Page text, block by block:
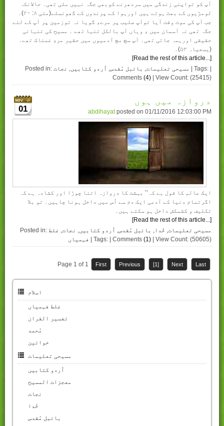
آپ کو تواپنی زندگی میں سردھرنے کوبھی جگہ نہیں ملی تھی۔ حالانکہ
لومڑیوں کے بھٹ ہوتے ہیں اورہوا کے پرندوں کے گھونسلے(متی ۸: ۲۰)۔
جب آپ کی موت وقت آیا توآپ صلیب پر مرے، گویا نہ توزمین پر آپ کے لئے
جگہ تھی نہ آسمان میں ، وہاں آپ بالکل تنہا تھے ۔ مسیح کی تنہائی
حقیقی اورہمہ جاتی تھی۔ آپ سچ مچ آدمیوں میں حقیر مردِ غمناک تھے۔
(یسعیاہ ۵۳)۔
[Read the rest of this article...]
Posted in:
مسیحی تعلیمات, بائبل مُقدس, اُردو کتابیں, نجات
| Tags: |
Comments (4) | View Count: (25415)
01
دروازہ میں ہوں
abdihayatposted on 01/11/2016 12:03:00 PM
ایک عالم کا قول ہے کہ’’ بہشت کا دروازہ اتنا چوڑا اور کشادہ ہے کہ
اگرتمام دنیا کے آدمی ایک دم سے اُس میں داخل ہونا چاہیں۔ تو بلا
تکلیف و کشمکش داخل ہو سکتے ہیں۔
[Read the rest of this article...]
Posted in:
مسیحی تعلیمات, خُدا , بائبل مُقدس, اُردو کتابیں, نجات, غلط
فہمیاں
| Tags: | Comments (1) | View Count: (50605)
Page 1 of 1 First Previous [1] Next Last
اسلام
غلط فہمیاں
تفسیر القران
مُحمد
خواتین
مسیحی تعلیمات
اُردو کتابیں
معجزات المسیح
نجات
خُدا
بائبل مُقدس